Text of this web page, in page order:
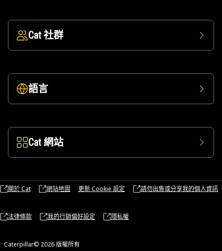
Cat 社群
語言
Cat 網站
關於 Cat 網站地圖 更新 Cookie 設定 請勿出售或分享我的個人資訊
法律條款 我的行銷偏好設定 隱私權
Caterpillar© 2026 版權所有